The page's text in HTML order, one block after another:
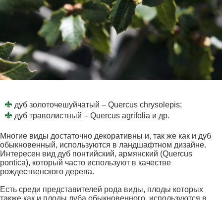
дуб золоточешуйчатый – Quercus chrysolepis;
дуб траволистный – Quercus agrifolia и др.
Многие виды достаточно декоративны и, так же как и дуб
обыкновенный, используются в ландшафтном дизайне.
Интересен вид дуб понтийский, армянский (Quercus
pontica), который часто используют в качестве
рождественского дерева.
Есть среди представителей рода виды, плоды которых
также как и плоды дуба обыкновенного, используются в